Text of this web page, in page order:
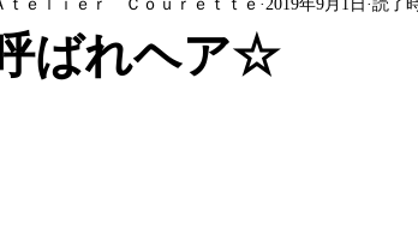
ばれヘア☆
ｔｅｌｉｅｒ Ｃｏｕｒｅｔｔｅ 2019年9月1日 読了